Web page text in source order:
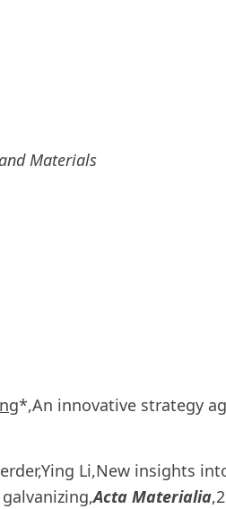
Materials
*,An innovative strategy
Li,New insights
Acta Materialia